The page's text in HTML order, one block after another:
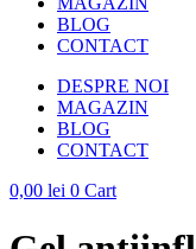
BLOG
CONTACT
DESPRE NOI
MAGAZIN
BLOG
CONTACT
0,00 lei 0 Cart